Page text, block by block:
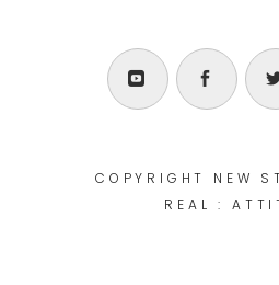
COPYRIGHT NEW
REAL :